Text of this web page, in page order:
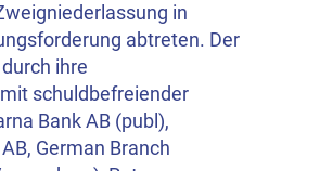
in
abtreten. Der
ihre
schuldbefreiender
Bank AB (publ),
German Branch